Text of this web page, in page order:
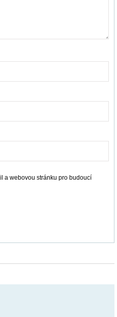
a webovou stránku pro budoucí